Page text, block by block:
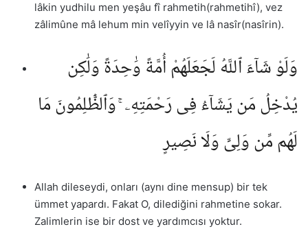
lâkin yudhilu men yeşâu fî rahmetih(rahmetihî), vez
zâlimûne mâ lehum min velîyyin ve lâ nasîr(nasîrin).
وَلَوْ شَآءَ ٱللَّهُ لَجَعَلَهُمْ أُمَّةً وَٰحِدَةً وَلَٰكِن
يُدْخِلُ مَن يَشَآءُ فِى رَحْمَتِهِۦ ۚ وَٱلظَّٰلِمُونَ مَا
لَهُم مِّن وَلِىٍّ وَلَا نَصِيرٍ
Allah dileseydi, onları (aynı dine mensup) bir tek
ümmet yapardı. Fakat O, dilediğini rahmetine sokar.
Zalimlerin ise bir dost ve yardımcısı yoktur.